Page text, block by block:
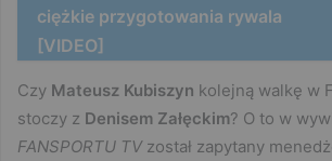
ciężkie przygotowania rywala
[VIDEO]
Czy Mateusz Kubiszyn kolejną walkę w
stoczy z Denisem Załęckim? O to w
FANSPORTU TVzostał zapytany